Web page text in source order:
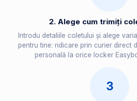
2. Alege cum trimiți
Introdu detaliile coletului și alege
pentru tine: ridicare prin curier direct
personală la orice locker
3